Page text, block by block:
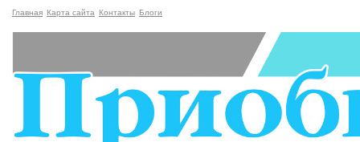
Главная Карта сайта Контакты Блоги